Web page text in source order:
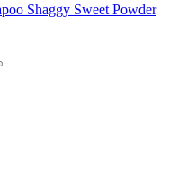
Shaggy Sweet Powder